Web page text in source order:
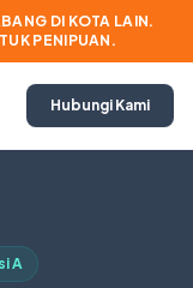
DI KOTA LAIN.
PENIPUAN.
Hubungi Kami
A